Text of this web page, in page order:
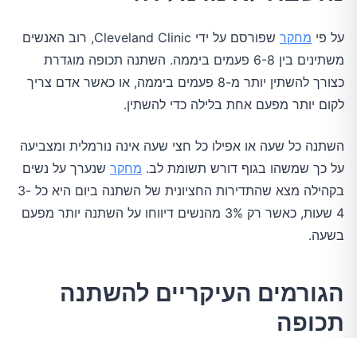
על פי מחקר
שפורסם על ידי Cleveland Clinic, רוב האנשים
משתינים בין 6-8 פעמים ביממה. השתנה תכופה מוגדרת
כצורך להשתין יותר מ-8 פעמים ביממה, או כאשר אדם צריך
לקום יותר מפעם אחת בלילה כדי להשתין.
השתנה כל שעה או אפילו כל חצי שעה אינה נורמלית ומצביעה
על כך שמשהו בגוף דורש תשומת לב. מחקר שנערך על נשים
בקהילה מצא שהתדירות החציונית של השתנה ביום היא כל 3-
4 שעות, כאשר רק 3% מהנשים דיווחו על השתנה יותר מפעם
בשעה.
הגורמים העיקריים להשתנה
תכופה